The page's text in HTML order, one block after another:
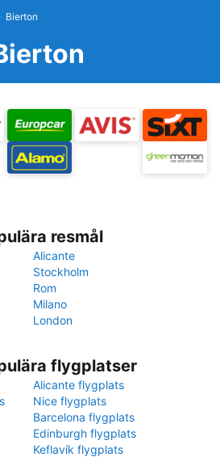
Bierton
resmål
Alicante
Stockholm
Rom
Milano
London
flygplatser
Alicante flygplats
Nice flygplats
Barcelona flygplats
Edinburgh flygplats
Keflavík flygplats